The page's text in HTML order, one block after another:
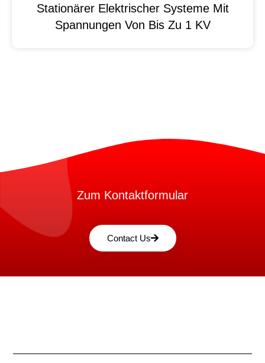
Stationärer Elektrischer Systeme Mit
Spannungen Von Bis Zu 1 KV
Zum Kontaktformular
Contact Us